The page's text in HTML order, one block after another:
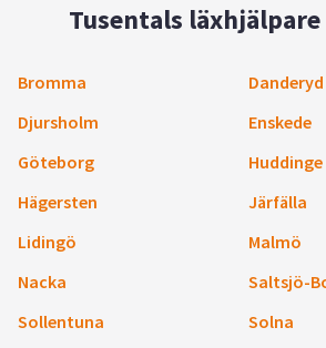
Tusentals
Bromma
Danderyd
Djursholm
Enskede
Göteborg
Huddinge
Hägersten
Järfälla
Lidingö
Malmö
Nacka
Saltsjö-
Sollentuna
Solna